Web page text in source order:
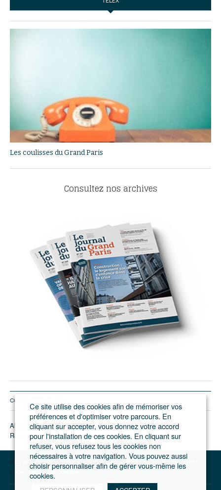
Les coulisses du Grand Paris
Consultez nos archives
CONTACTEZ LE JGP
Abonnement/pub
Rédaction
Le journal du Grand Paris – L'actualité du développement de l'Ile-de-France
Votre compte
Se connecter
Ce site utilise des cookies afin de mémoriser vos
préférences et d'optimiser votre parcours. En
cliquant sur accepter, vous donnez votre accord
pour l'installation de ces cookies. En cliquant sur
refuser, vous refusez tous les cookies non
nécessaires à votre navigation. Vous pouvez aussi
choisir personnaliser afin de gérer vous-même les
cookies.